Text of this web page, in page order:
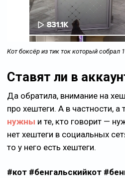
Кот боксёр из тик ток который собрал
Ставят ли в
Да обратила, внимание на
про хештеги. А в частности, а
нужны и те, кто говорит —
нет хештеги в социальных
то у него есть хештеги.
#кот #бенгальскийкот